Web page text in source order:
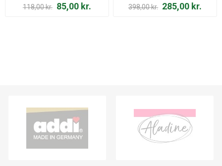
118,00 kr. 85,00 kr. 398,00 kr. 285,00 kr.